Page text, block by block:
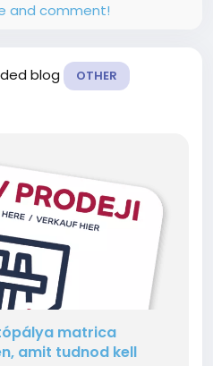
and comment!
blog OTHER
matrica
amit tudnod kell